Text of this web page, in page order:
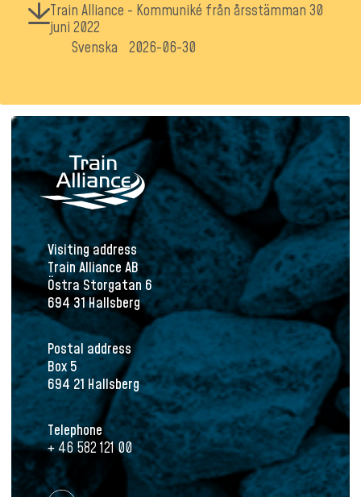
Train Alliance - Kommuniké från årsstämman 30
juni 2022
Svenska 2026-06-30
Visiting address
Train Alliance AB
Östra Storgatan 6
694 31 Hallsberg
Postal address
Box 5
694 21 Hallsberg
Telephone
+ 46 582 121 00